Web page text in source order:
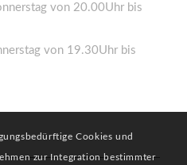
von 20.00Uhr bis
von 19.30Uhr bis
Cookies und
zur Integration bestimmter